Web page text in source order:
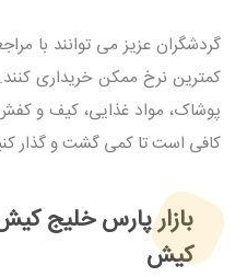
گردشگران عزیز می توانند با
کمترین نرخ ممکن خریداری
پوشاک، مواد غذایی، کیف و
کافی است تا کمی گشت و گذار
بازار پارس خلیج
کیش